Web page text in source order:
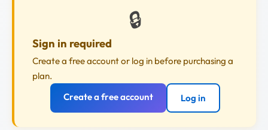
🔒
Sign in required
Create a free account or log in before purchasing a
plan.
Create a free account
Log in